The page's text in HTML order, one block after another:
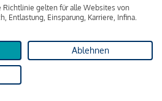
um die Wohnung zu kaufen.
einige Gebühren an (z. B. die
sodass die Bank den
Richtlinie gelten für alle Websites von
Entlastung, Einsparung, Karriere, Infina.
Ablehnen